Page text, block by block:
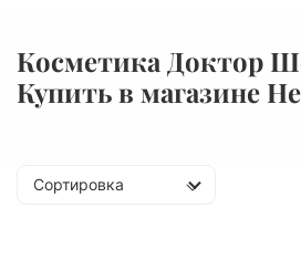
Косметика Доктор
Купить в магазине
Сортировка